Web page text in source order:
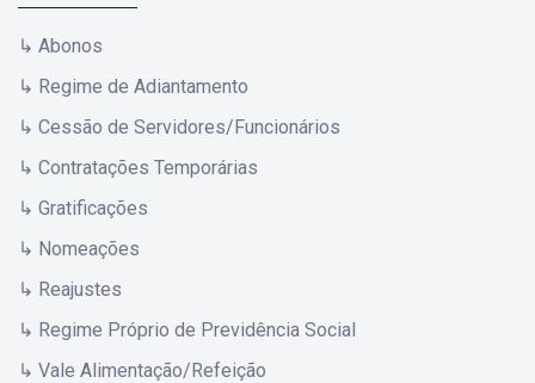
↳ Abonos
↳ Regime de Adiantamento
↳ Cessão de Servidores/Funcionários
↳ Contratações Temporárias
↳ Gratificações
↳ Nomeações
↳ Reajustes
↳ Regime Próprio de Previdência Social
↳ Vale Alimentação/Refeição